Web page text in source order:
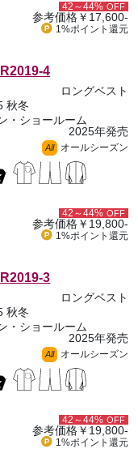
42～44% OFF
参考価格￥17,600-
1%ポイント 還元
4
ロングベスト
秋冬
・ショールーム
2025年発売
All オールシーズン
42～44% OFF
参考価格￥19,800-
1%ポイント 還元
3
ロングベスト
秋冬
・ショールーム
2025年発売
All オールシーズン
42～44% OFF
参考価格￥19,800-
1%ポイント 還元